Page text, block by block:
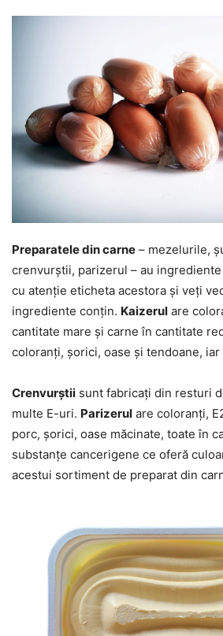
Preparatele din carne – mezelurile,
crenvurștii, parizerul – au
cu atenție eticheta acestora și veți
ingrediente conțin. Kaizerul are
cantitate mare și carne în cantitate
coloranți, șorici, oase și tendoane,
Crenvurștii sunt fabricați din resturi
multe E-uri. Parizerul are coloranți,
porc, șorici, oase măcinate, toate în
substanțe cancerigene ce oferă
acestui sortiment de preparat din